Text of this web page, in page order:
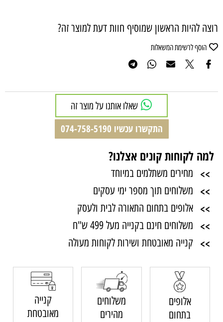
רוצה להיות הראשון שמוסיף חוות דעת למוצר זה?
הוסף לרשימת המשאלות
שאלו אותנו על מוצר זה
התקשרו עכשיו 074-758-5190
למה לקוחות קונים אצלנו?
>> מחירים משתלמים במיוחד
>> משלוחים תוך מספר ימי עסקים
>> אלופים בתחום התאורה לבית ולעסק
>> משלוחים חינם בקנייה מעל 499 ש"ח
>> קנייה מאובטחת ושירות לקוחות מעולה
אלופים
בתחום
משלוחים
מהירים
קנייה
מאובטחת